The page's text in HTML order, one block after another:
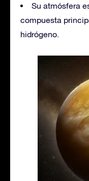
Su atmósfera
compuesta
hidrógeno.